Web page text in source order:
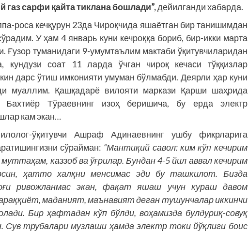
газ сарфи қайта тиклана бошлади”,дейилганди хабарда.
роса кечқурун 23да Чироқчида яшаётган бир танишимдан
У ҳам 4 январь куни кечроққа бориб, бир-икки марта
Ғузор туманидаги 9-умумтаълим мактаби ўқитувчиларидан
кундузи соат 11 ларда ўчган чироқ кечаси тўққизлар
дарс ўтиш имконияти умуман бўлмабди. Деярли ҳар куни
муаллим. Қашқадарё вилояти маркази Қарши шаҳрида
Бахтиёр Тўраевнинг изоҳ беришича, бу ерда электр
кам экан…
ўқитувчи Ашраф Адинаевнинг ушбу фикрларига
сўрайман: “Мантиқий савол: ким кўп кечирим
каззоб ва ўғрилар. Бундан 4-5 йил аввал кечирим
ҳатто халқни менсимас эди бу ташкилот. Бизда
ривожланмас экан, фақат яшаш учун кураш давом
маданият, маънавият деган тушунчалар иккинчи
Бир ҳафтадан кўп бўлди, воҳамизда булдуриқ-совуқ
Сув трубалари музлаши ҳамда электр токи йўқлиги боис